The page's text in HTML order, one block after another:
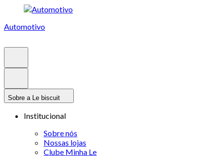
Automotivo
Sobre a Le biscuit
Institucional
Sobre nós
Nossas lojas
Clube Minha Le